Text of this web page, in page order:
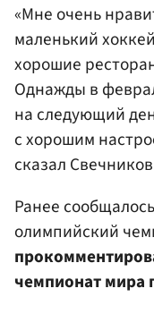
«Мне очень
маленький
хорошие
Однажды в
на следующий
с хорошим
сказал
Ранее
олимпийский
чемпионат мира